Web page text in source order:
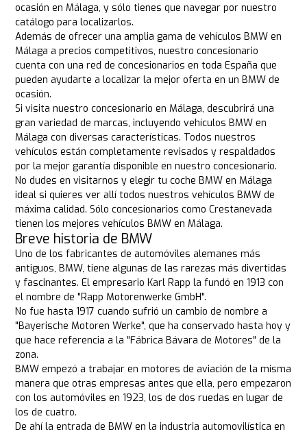
ocasión en Málaga, y sólo tienes que navegar por nuestro
catálogo para localizarlos.
Además de ofrecer una amplia gama de vehículos BMW en
Málaga a precios competitivos, nuestro concesionario
cuenta con una red de concesionarios en toda España que
pueden ayudarte a localizar la mejor oferta en un BMW de
ocasión.
Si visita nuestro concesionario en Málaga, descubrirá una
gran variedad de marcas, incluyendo vehículos BMW en
Málaga con diversas características. Todos nuestros
vehículos están completamente revisados y respaldados
por la mejor garantía disponible en nuestro concesionario.
No dudes en visitarnos y elegir tu coche BMW en Málaga
ideal si quieres ver allí todos nuestros vehículos BMW de
máxima calidad. Sólo concesionarios como Crestanevada
tienen los mejores vehículos BMW en Málaga.
Breve historia de BMW
Uno de los fabricantes de automóviles alemanes más
antiguos, BMW, tiene algunas de las rarezas más divertidas
y fascinantes. El empresario Karl Rapp la fundó en 1913 con
el nombre de "Rapp Motorenwerke GmbH".
No fue hasta 1917 cuando sufrió un cambio de nombre a
"Bayerische Motoren Werke", que ha conservado hasta hoy y
que hace referencia a la "Fábrica Bávara de Motores" de la
zona.
BMW empezó a trabajar en motores de aviación de la misma
manera que otras empresas antes que ella, pero empezaron
con los automóviles en 1923, los de dos ruedas en lugar de
los de cuatro.
De ahí la entrada de BMW en la industria automovilística en